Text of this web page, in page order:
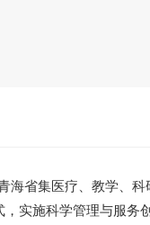
海省集医疗、教学、
实施科学管理与服务